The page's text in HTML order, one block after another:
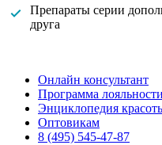
Препараты серии
друга
Онлайн консультант
Программа лояльности
Энциклопедия
Оптовикам
8 (495) 545-47-87